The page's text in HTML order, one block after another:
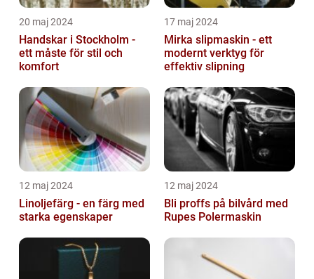
20 maj 2024
Handskar i Stockholm -
ett måste för stil och
komfort
17 maj 2024
Mirka slipmaskin - ett
modernt verktyg för
effektiv slipning
12 maj 2024
Linoljefärg - en färg med
starka egenskaper
12 maj 2024
Bli proffs på bilvård med
Rupes Polermaskin